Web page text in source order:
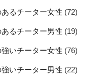
るチーター女性 (72)
るチーター男性 (19)
強いチーター女性 (76)
強いチーター男性 (22)